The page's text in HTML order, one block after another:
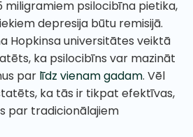
miligramiem psilocibīna pietika,
depresija būtu remisijā.
Hopkinsa universitātes veiktā
ka psilocibīns var mazināt
par līdz vienam gadam. Vēl
ka tās ir tikpat efektīvas,
par tradicionālajiem